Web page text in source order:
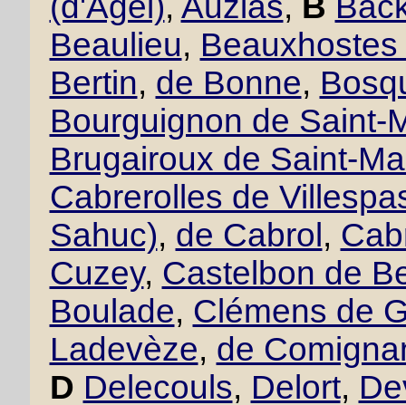
Beaulieu,
Bertin, de Bonne,
Bourguignon de Saint-
Brugairoux de Saint-
Cabrerolles de
Sahuc), de Cabrol ,
Cuzey, Castelbon de
Boulade, Clémens de
Ladevèze, de
D Delecouls, Delort,